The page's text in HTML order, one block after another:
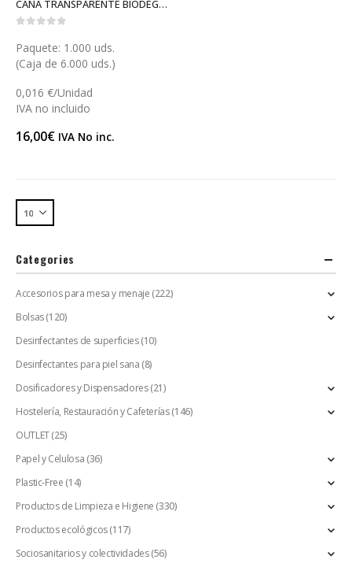
CAÑA TRANSPARENTE BIODEGRADABLE 21 (X036)
Paquete: 1.000 uds.
(Caja de 6.000 uds.)
0,016 €/Unidad
IVA no incluido
16,00€ IVA No inc.
Categories
Accesorios para mesa y menaje (222)
Bolsas(120)
Desinfectantes de superficies (10)
Desinfectantes para piel sana (8)
Dosificadores y Dispensadores (21)
Hostelería, Restauración y Cafeterías(146)
OUTLET(25)
Papel y Celulosa (36)
Plastic-Free (14)
Productos de Limpieza e Higiene (330)
Productos ecológicos(117)
Sociosanitarios y colectividades (56)